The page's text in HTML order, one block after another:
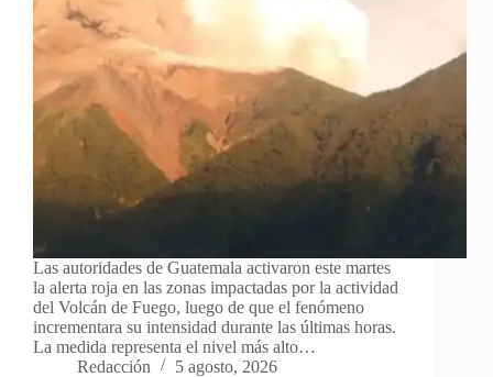
Las autoridades de Guatemala activaron este martes
la alerta roja en las zonas impactadas por la actividad
del Volcán de Fuego, luego de que el fenómeno
incrementara su intensidad durante las últimas horas.
La medida representa el nivel más alto…
Redacción
5 agosto, 2026